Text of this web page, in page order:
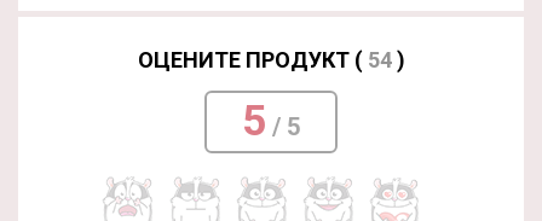
ОЦЕНИТЕ ПРОДУКТ ( 54)
5 / 5